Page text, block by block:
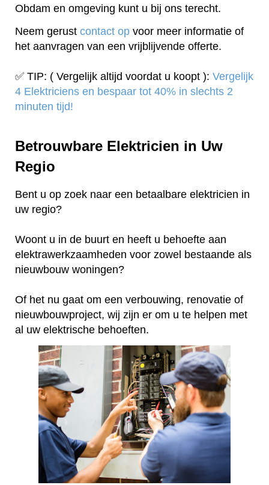
Obdam en omgeving kunt u bij ons terecht.
Neem gerust contact op voor meer informatie of
het aanvragen van een vrijblijvende offerte.
✅ TIP: ( Vergelijk altijd voordat u koopt ): Vergelijk
4 Elektriciens en bespaar tot 40% in slechts 2
minuten tijd!
Betrouwbare Elektricien in Uw
Regio
Bent u op zoek naar een betaalbare elektricien in
uw regio?
Woont u in de buurt en heeft u behoefte aan
elektrawerkzaamheden voor zowel bestaande als
nieuwbouw woningen?
Of het nu gaat om een verbouwing, renovatie of
nieuwbouwproject, wij zijn er om u te helpen met
al uw elektrische behoeften.